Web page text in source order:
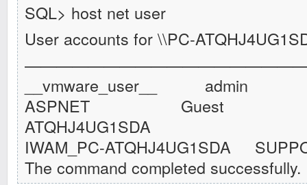
SQL> host net user
User accounts for \\PC-
__vmware_user__ admin
ASPNET Guest
ATQHJ4UG1SDA
IWAM_PC-ATQHJ4UG1SDA
The command completed successfully.